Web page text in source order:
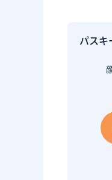
パスキ